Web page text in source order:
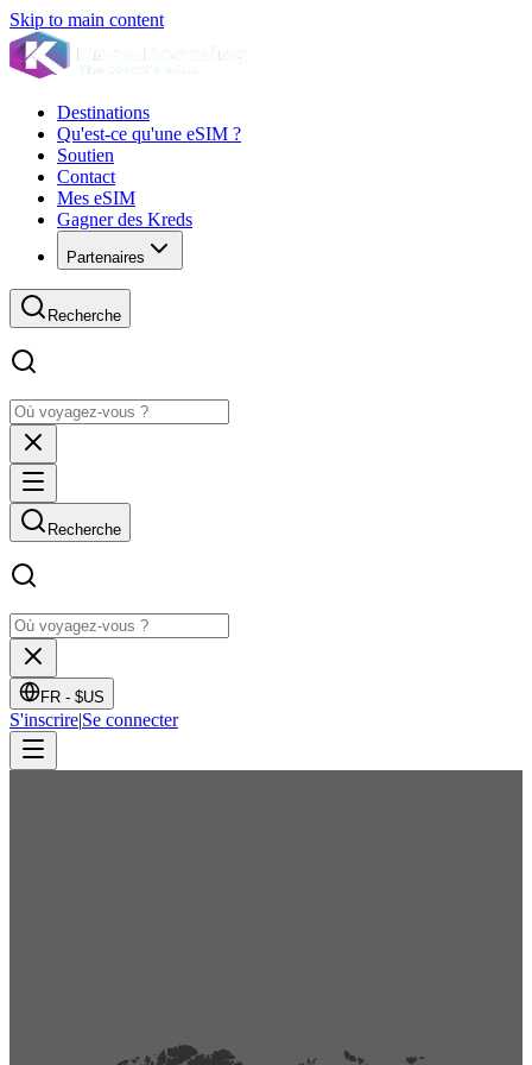
Skip to main content
Destinations
Qu'est-ce qu'une eSIM ?
Soutien
Contact
Mes eSIM
Gagner des Kreds
Partenaires
Recherche
Recherche
FR - $US
S'inscrire|Se connecter